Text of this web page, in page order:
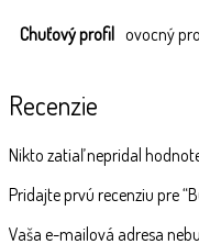
Chuťový profil ovocný
Recenzie
Nikto zatiaľ nepridal
Pridajte prvú recenziu pre
Vaša e-mailová adresa